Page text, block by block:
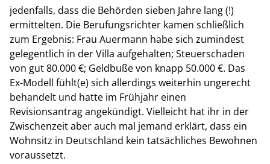
jedenfalls, dass die Behörden sieben Jahre lang (!)
ermittelten. Die Berufungsrichter kamen schließlich
zum Ergebnis: Frau Auermann habe sich zumindest
gelegentlich in der Villa aufgehalten; Steuerschaden
von gut 80.000 €; Geldbuße von knapp 50.000 €. Das
Ex-Modell fühlt(e) sich allerdings weiterhin ungerecht
behandelt und hatte im Frühjahr einen
Revisionsantrag angekündigt. Vielleicht hat ihr in der
Zwischenzeit aber auch mal jemand erklärt, dass ein
Wohnsitz in Deutschland kein tatsächliches Bewohnen
voraussetzt.